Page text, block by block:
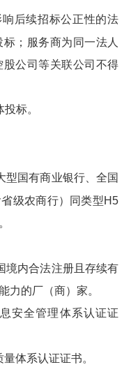
后续招标公正性的法
；服务商为同一法人
公司等关联公司不得
标。
型国有商业银行、全国
级农商行）同类型H5
境内合法注册且存续有
力的厂（商）家。
安全管理体系认证证
体系认证证书。